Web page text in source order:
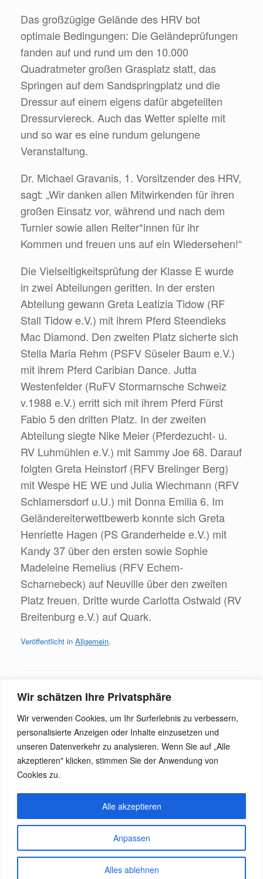
Wir schätzen Ihre Privatsphäre
Wir verwenden Cookies, um Ihr Surferlebnis zu verbessern,
personalisierte Anzeigen oder Inhalte einzusetzen und
unseren Datenverkehr zu analysieren. Wenn Sie auf „Alle
akzeptieren" klicken, stimmen Sie der Anwendung von
Cookies zu.
Anpassen
Alles ablehnen
Alle akzeptieren
Das großzügige Gelände des HRV bot
optimale Bedingungen: Die Geländeprüfungen
fanden auf und rund um den 10.000
Quadratmeter großen Grasplatz statt, das
Springen auf dem Sandspringplatz und die
Dressur auf einem eigens dafür abgeteilten
Dressurviereck. Auch das Wetter spielte mit
und so war es eine rundum gelungene
Veranstaltung.
Dr. Michael Gravanis, 1. Vorsitzender des HRV,
sagt: „Wir danken allen Mitwirkenden für ihren
großen Einsatz vor, während und nach dem
Turnier sowie allen Reiter*innen für ihr
Kommen und freuen uns auf ein Wiedersehen!“
Die Vielseitigkeitsprüfung der Klasse E wurde
in zwei Abteilungen geritten. In der ersten
Abteilung gewann Greta Leatizia Tidow (RF
Stall Tidow e.V.) mit ihrem Pferd Steendieks
Mac Diamond. Den zweiten Platz sicherte sich
Stella Maria Rehm (PSFV Süseler Baum e.V.)
mit ihrem Pferd Caribian Dance. Jutta
Westenfelder (RuFV Stormarnsche Schweiz
v.1988 e.V.) erritt sich mit ihrem Pferd Fürst
Fabio 5 den dritten Platz. In der zweiten
Abteilung siegte Nike Meier (Pferdezucht- u.
RV Luhmühlen e.V.) mit Sammy Joe 68. Darauf
folgten Greta Heinstorf (RFV Brelinger Berg)
mit Wespe HE WE und Julia Wiechmann (RFV
Schlamersdorf u.U.) mit Donna Emilia 6. Im
Geländereiterwettbewerb konnte sich Greta
Henriette Hagen (PS Granderheide e.V.) mit
Kandy 37 über den ersten sowie Sophie
Madeleine Remelius (RFV Echem-
Scharnebeck) auf Neuville über den zweiten
Platz freuen. Dritte wurde Carlotta Ostwald (RV
Breitenburg e.V.) auf Quark.
Veröffentlicht in Allgemein.
← Vielseitigkeitsturnier am 1. Mai im…
Schon bald: Turnier der Extraklasse… →
Harburger Reitverein © 2026
Ein Theme vonSiteOrigin